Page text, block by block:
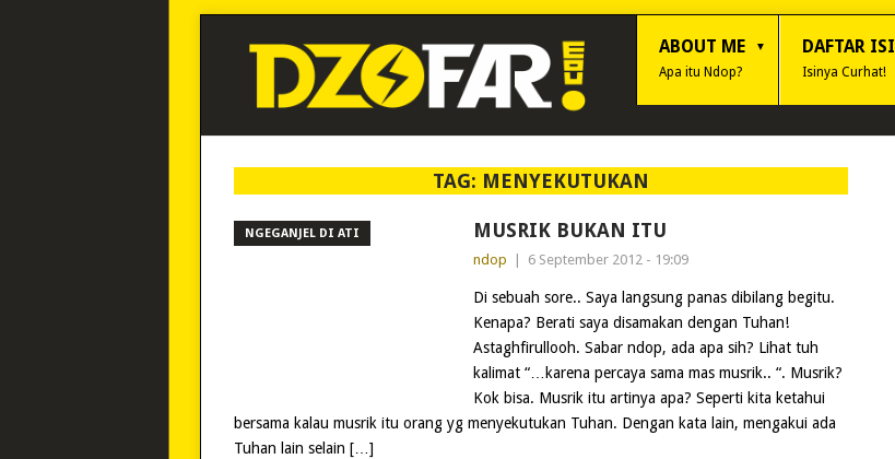
ABOUT ME
Apa itu Ndop?
DAFTAR ISI
Isinya Curhat!
TAG: MENYEKUTUKAN
NGEGANJEL DI ATI MUSRIK BUKAN ITU
ndop 6 September 2012 - 19:09
Di sebuah sore.. Saya langsung panas dibilang begitu.
Kenapa? Berati saya disamakan dengan Tuhan!
Astaghfirullooh. Sabar ndop, ada apa sih? Lihat tuh
kalimat “…karena percaya sama mas musrik.. “. Musrik?
Kok bisa. Musrik itu artinya apa? Seperti kita ketahui
bersama kalau musrik itu orang yg menyekutukan Tuhan. Dengan kata lain, mengakui ada
Tuhan lain selain […]